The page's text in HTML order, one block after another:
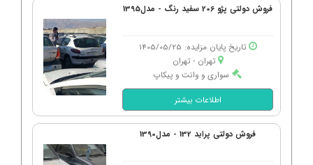
فروش دولتی پژو 206 سفید رنگ - مدل1395
تاریخ پایان مزایده: 1405/05/25
تهران - تهران
سواری و وانت و پیکاپ
اطلاعات بیشتر
فروش دولتی پراید 132 - مدل1390